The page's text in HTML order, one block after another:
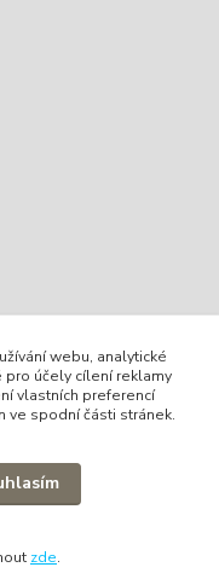
webu, analytické
pro účely cílení reklamy
vlastních preferencí
ve spodní části stránek.
zde.